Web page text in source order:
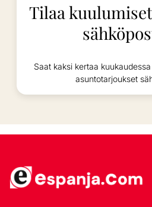
Tilaa
Saat kaksi kertaa
asuntotarjoukset